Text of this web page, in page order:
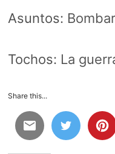
Asuntos:
Tochos: La
Share this...